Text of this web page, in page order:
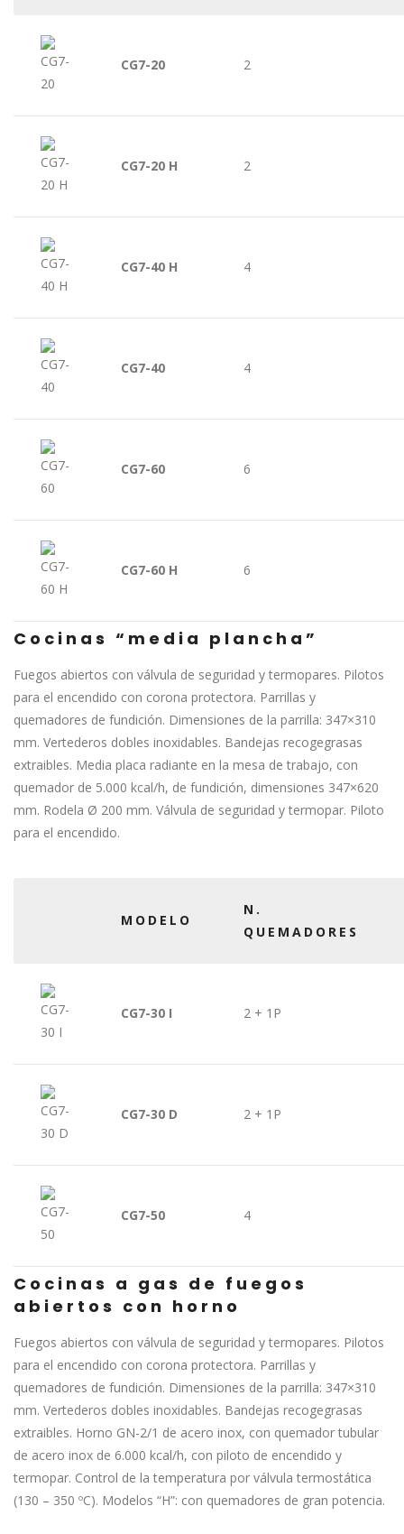
CG7-20 2
CG7-20 H 2
CG7-40 H 4
CG7-40 4
CG7-60 6
CG7-60 H 6
Cocinas “media plancha”
Fuegos abiertos con válvula de seguridad y termopares. Pilotos
para el encendido con corona protectora. Parrillas y
quemadores de fundición. Dimensiones de la parrilla: 347×310
mm. Vertederos dobles inoxidables. Bandejas recogegrasas
extraibles. Media placa radiante en la mesa de trabajo, con
quemador de 5.000 kcal/h, de fundición, dimensiones 347×620
mm. Rodela Ø 200 mm. Válvula de seguridad y termopar. Piloto
para el encendido.
MODELO
N.
QUEMADORES
CG7-30 I 2 + 1P
CG7-30 D 2 + 1P
CG7-50 4
Cocinas a gas de fuegos
abiertos con horno
Fuegos abiertos con válvula de seguridad y termopares. Pilotos
para el encendido con corona protectora. Parrillas y
quemadores de fundición. Dimensiones de la parrilla: 347×310
mm. Vertederos dobles inoxidables. Bandejas recogegrasas
extraibles. Horno GN-2/1 de acero inox, con quemador tubular
de acero inox de 6.000 kcal/h, con piloto de encendido y
termopar. Control de la temperatura por válvula termostática
(130 – 350 ºC). Modelos “H”: con quemadores de gran potencia.